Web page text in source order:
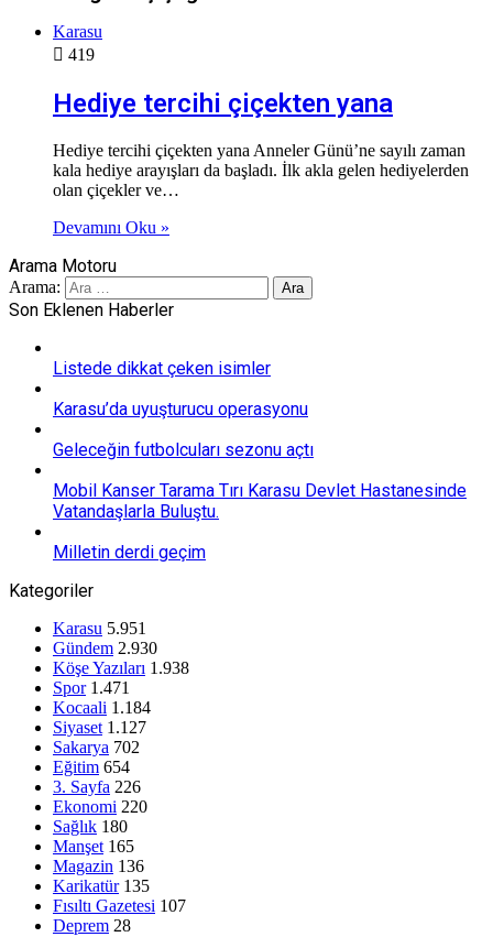
Karasu
419
Hediye tercihi çiçekten yana
Hediye tercihi çiçekten yana Anneler Günü’ne sayılı zaman
kala hediye arayışları da başladı. İlk akla gelen hediyelerden
olan çiçekler ve…
Devamını Oku »
Arama Motoru
Arama:
Son Eklenen Haberler
Listede dikkat çeken isimler
Karasu’da uyuşturucu operasyonu
Geleceğin futbolcuları sezonu açtı
Mobil Kanser Tarama Tırı Karasu Devlet Hastanesinde
Vatandaşlarla Buluştu.
Milletin derdi geçim
Kategoriler
Karasu 5.951
Gündem 2.930
Köşe Yazıları 1.938
Spor 1.471
Kocaali 1.184
Siyaset 1.127
Sakarya 702
Eğitim 654
3. Sayfa 226
Ekonomi 220
Sağlık 180
Manşet 165
Magazin 136
Karikatür 135
Fısıltı Gazetesi 107
Deprem 28